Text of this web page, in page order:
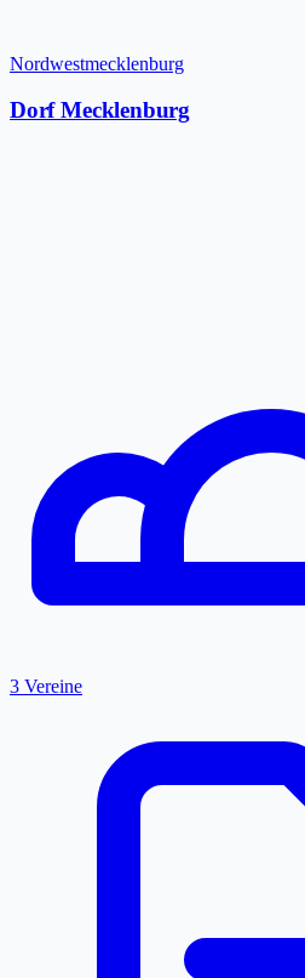
Nordwestmecklenburg
Dorf Mecklenburg
3 Vereine